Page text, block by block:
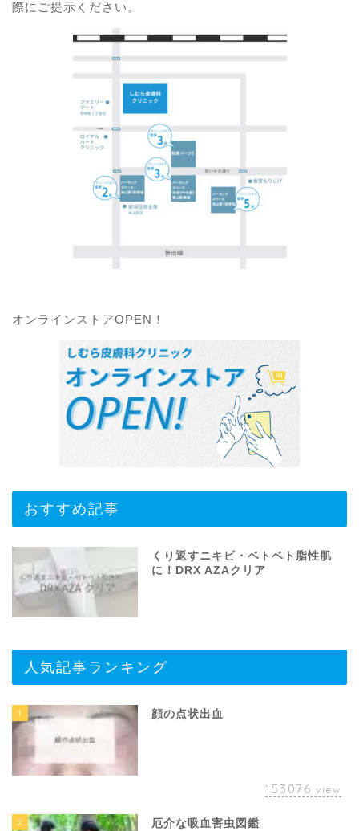
際にご提示ください。
オンラインストアOPEN！
おすすめ記事
くり返すニキビ・ベトベト脂性肌
に！DRX AZAクリア
人気記事ランキング
1 顔の点状出血
153076 view
2 厄介な吸血害虫図鑑